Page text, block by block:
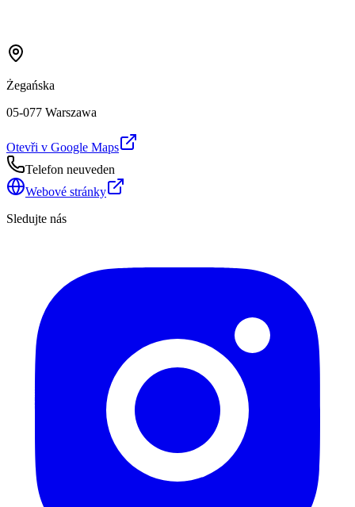
Żegańska
05-077 Warszawa
Otevři v Google Maps
Telefon neuveden
Webové stránky
Sledujte nás